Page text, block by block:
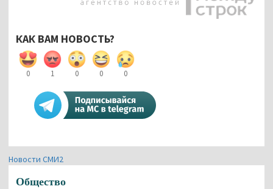
КАК ВАМ НОВОСТЬ?
0 1 0 0 0
Новости СМИ2
Общество